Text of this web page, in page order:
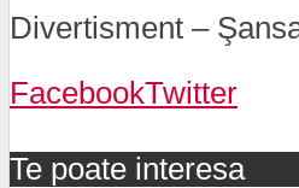
Divertisment –
FacebookTwitter
Te poate interesa